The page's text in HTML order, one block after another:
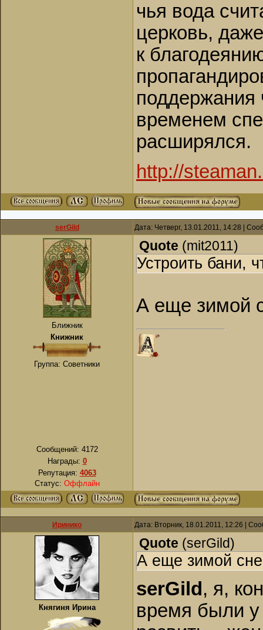
чья вода
церковь,
к
поддержания
временем
расширялся.
http://
serGild Дата: Четверг, 13.01.2011, 14:28 |
Ближник
Книжник
Группа: Советники
Сообщений: 4172
Награды: 0
Репутация: 4063
Статус: Оффлайн
Quote (mit2011)
Устроить бани,
А еще зимой
Иринико Дата: Вторник, 18.01.2011, 12:26 |
Княгиня Ирина
Quote (serGild)
А еще зимой
serGild , я,
время были